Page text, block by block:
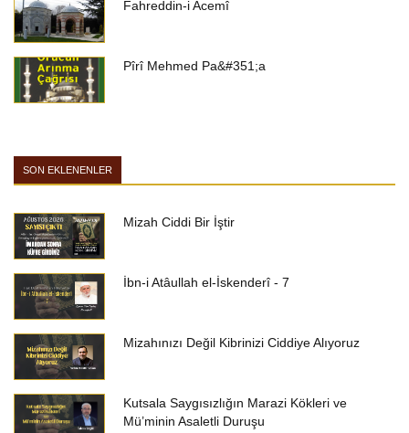
Fahreddin-i Acemî
Pîrî Mehmed Pa&#351;a
SON EKLENENLER
Mizah Ciddi Bir İştir
İbn-i Atâullah el-İskenderî - 7
Mizahınızı Değil Kibrinizi Ciddiye Alıyoruz
Kutsala Saygısızlığın Marazi Kökleri ve
Mü’minin Asaletli Duruşu